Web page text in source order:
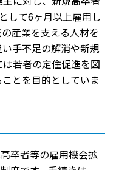
して6ヶ月以上雇用し
産業を支える人材を
手不足の解消や新規
若者の定住促進を図
とを目的としていま
卒者等の雇用機会拡